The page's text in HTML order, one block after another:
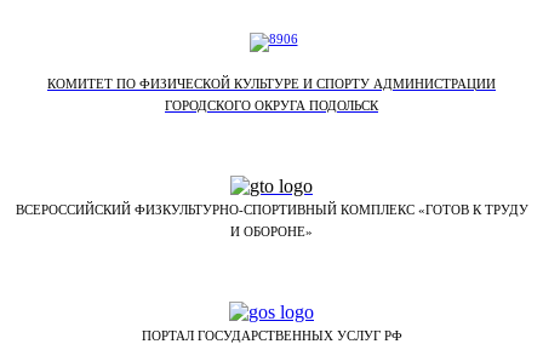
КОМИТЕТ ПО ФИЗИЧЕСКОЙ КУЛЬТУРЕ И СПОРТУ АДМИНИСТРАЦИИ
ГОРОДСКОГО ОКРУГА ПОДОЛЬСК
ВСЕРОССИЙСКИЙ ФИЗКУЛЬТУРНО-СПОРТИВНЫЙ КОМПЛЕКС «ГОТОВ К ТРУДУ
И ОБОРОНЕ»
ПОРТАЛ ГОСУДАРСТВЕННЫХ УСЛУГ РФ